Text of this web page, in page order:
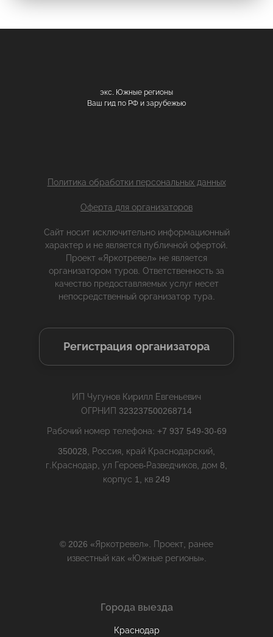
экс. Южные регионы
Ваш гид по РФ и зарубежью
Политика обработки персональных данных
Оферта для организаторов
Сайт носит исключительно информационный
характер и не является публичной офертой.
Проект «Яркотревел» не является
организатором туров. Ответственность за
качество предоставляемых услуг несет
непосредственный организатор тура.
Регистрация организатора
ИП Чугунов Кирилл Евгеньевич
ОГРНИП 323237500268714
Рабочий номер телефона: +7 937 549-30-69
350028, Россия, край Краснодарский,
г.Краснодар, ул Героев-Разведчиков, дом 8,
корпус 1, кв 249
© 2026 «Яркотревел». Проект, ранее
известный как «Южные регионы».
Города выезда
Краснодар